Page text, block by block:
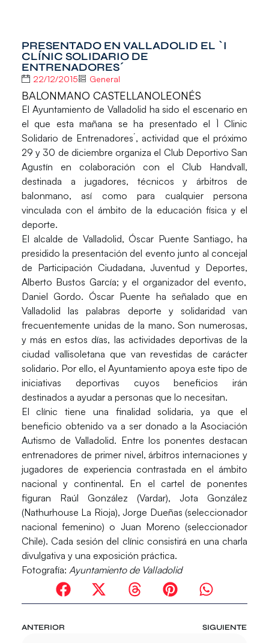
PRESENTADO EN VALLADOLID EL `I
CLÍNIC SOLIDARIO DE
ENTRENADORES´
22/12/2015 General
BALONMANO CASTELLANOLEONÉS
El Ayuntamiento de Valladolid ha sido el escenario en
el que esta mañana se ha presentado el `I Clinic
Solidario de Entrenadores´, actividad que el próximo
29 y 30 de diciembre organiza el Club Deportivo San
Agustín en colaboración con elClub Handvall,
destinada a jugadores, técnicos y árbitros de
balonmano, así como para cualquier persona
vinculada con el ámbito de la educación física y el
deporte.
El alcalde de Valladolid,Óscar Puente Santiago, ha
presidido la presentación del evento junto al concejal
de Participación Ciudadana, Juventud y Deportes,
Alberto Bustos García; y el organizador del evento,
Daniel Gordo.Óscar Puente ha señalado que en
Valladolid las palabras deporte y solidaridad van
frecuentemente unidas de la mano. Son numerosas,
y más en estos días, las actividades deportivas de la
ciudad vallisoletana que van revestidas de carácter
solidario. Por ello, el Ayuntamiento apoya este tipo de
iniciativas deportivas cuyos beneficios irán
destinados a ayudar a personas que lo necesitan.
El clínic tiene una finalidad solidaria, ya que el
beneficio obtenido va a ser donado a laAsociación
Autismo de Valladolid. Entre los ponentes destacan
entrenadores de primer nivel, árbitros internaciones y
jugadores de experiencia contrastada en el ámbito
nacional y continental. En el cartel de ponentes
figuran Raúl González(Vardar),Jota González
(Nathurhouse La Rioja),Jorge Dueñas (seleccionador
nacional femenino) o Juan Moreno(seleccionador
Chile). Cada sesión del clínic consistirá en una charla
divulgativa y una exposición práctica.
Fotografía: Ayuntamiento de Valladolid
ANTERIOR SIGUIENTE